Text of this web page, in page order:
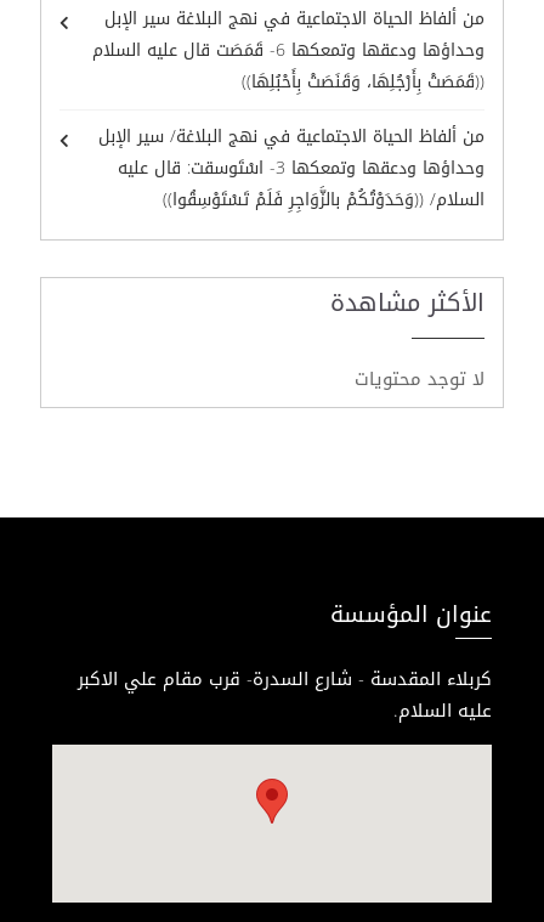
من ألفاظ الحياة الاجتماعية في نهج البلاغة سير الإبل
وحداؤها ودعقها وتمعكها 6- قَمَصَت قال عليه السلام
((قَمَصَتْ بِأَرْجُلِهَا، وَقَنَصَتْ بِأَحْبُلِهَا))
من ألفاظ الحياة الاجتماعية في نهج البلاغة/ سير الإبل
وحداؤها ودعقها وتمعكها 3- اسْتَوسقت: قال عليه
السلام/ ((وَحَدَوْتُكُمْ بالزَّوَاجِرِ فَلَمْ تَسْتَوْسِقُوا))
الأكثر مشاهدة
لا توجد محتويات
عنوان المؤسسة
كربلاء المقدسة - شارع السدرة- قرب مقام علي الاكبر
عليه السلام.